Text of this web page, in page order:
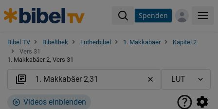
Spenden
Bibel TV Bibelthek Lutherbibel 1. Makkabäer
Kapitel 2
Vers 31
1. Makkabäer 2, Vers 31
Videos einblenden